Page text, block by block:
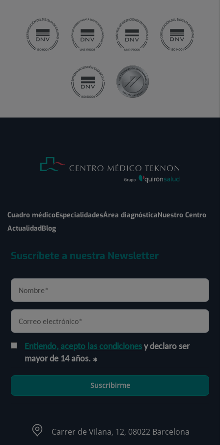
Cuadro médicoEspecialidadesÁrea diagnósticaNuestro Centro
ActualidadBlog
Suscríbete a nuestra Newsletter
Entiendo, acepto las condicionesy declaro ser
mayor de 14 años.
Suscribirme
Carrer de Vilana, 12, 08022 Barcelona